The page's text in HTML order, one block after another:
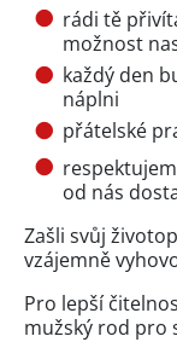
rádi tě
možnost
každý den
náplni
přátelské
od nás
Zašli svůj
vzájemně
Pro lepší
mužský rod pro